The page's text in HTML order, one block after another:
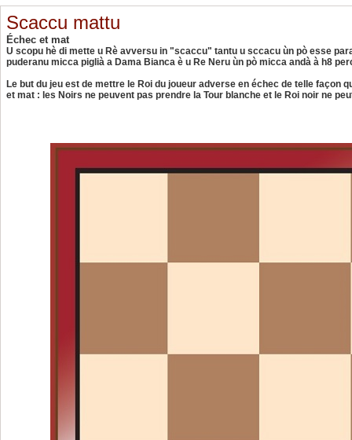
Scaccu mattu
Échec et mat
U scopu hè di mette u Rè avversu in "scaccu" tantu u sccacu ùn pò esse
puderanu micca piglià a Dama Bianca è u Re Neru ùn pò micca andà à h8
Le but du jeu est de mettre le Roi du joueur adverse en échec de telle façon
et mat : les Noirs ne peuvent pas prendre la Tour blanche et le Roi noir ne